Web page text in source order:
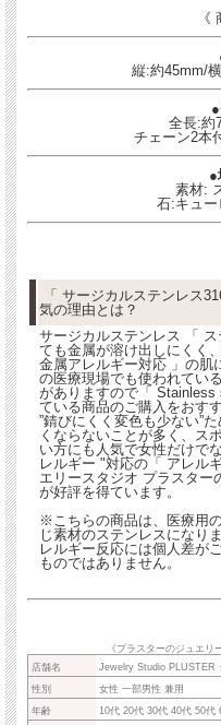
《
縦:約45mm/
全長:約
チェーン2本
●
素材:
石:キュー
「 サージカルステンレス
気の理由とは？
サージカルステンレス 「
ても金属が溶け出しにくく
金属アレルギー対応 」の肌
の医療現場でも使われてい
がありますので「
ている商品のご購入をおす
”錆びにくく変色も少ない”
くならないことが多く、ス
い方にも人気で女性だけで
レルギー "対応の「 アレル
エリースタジオ プラスター
が好評を得ています。
※こちらの商品は、医療用
じ素材のステンレスになり
レルギー反応には個人差が
ものではありません。
《プラスターのジュエリ
店舗名
Jewelry Studio PLUSTER
性別
女性 一部男性 兼用
年齢
10代 20代 30代 40代 50代